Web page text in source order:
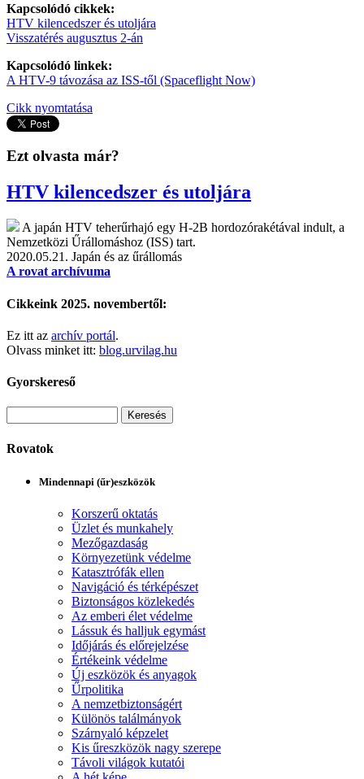
Kapcsolódó cikkek:
HTV kilencedszer és utoljára
Visszatérés augusztus 2-án
Kapcsolódó linkek:
A HTV-9 távozása az ISS-től (Spaceflight Now)
Cikk nyomtatása
Ezt olvasta már?
HTV kilencedszer és utoljára
A japán HTV teherűrhajó egy H-2B hordozórakétával indult, a
Nemzetközi Űrállomáshoz (ISS) tart.
2020.05.21. Japán és az űrállomás
A rovat archívuma
Cikkeink 2025. novembertől:
Ez itt az archív portál.
Olvass minket itt: blog.urvilag.hu
Gyorskereső
Rovatok
Mindennapi (űr)eszközök
Korszerű oktatás
Üzlet és munkahely
Mezőgazdaság
Környezetünk védelme
Katasztrófák ellen
Navigáció és térképészet
Biztonságos közlekedés
Az emberi élet védelme
Lássuk és halljuk egymást
Időjárás és előrejelzése
Értékeink védelme
Új eszközök és anyagok
Űrpolitika
A nemzetbiztonságért
Különös találmányok
Szárnyaló képzelet
Kis űreszközök nagy szerepe
Távoli világok kutatói